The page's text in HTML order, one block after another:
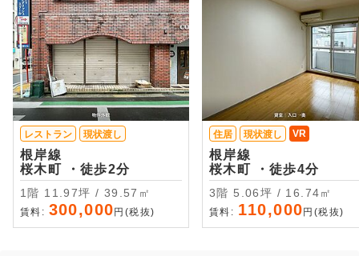
レストラン 現状渡し
根岸線
桜木町 ・徒歩2分
1階 11.97坪 / 39.57㎡
賃料: 300,000 円(税抜)
住居 現状渡し VR
根岸線
桜木町 ・徒歩4分
3階 5.06坪 / 16.74㎡
賃料: 110,000 円(税抜)